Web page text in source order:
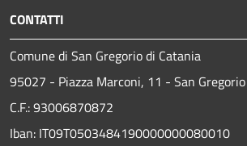
CONTATTI
Comune di San Gregorio di Catania
95027 - Piazza Marconi, 11 - San Gregorio
C.F.: 93006870872
Iban: IT09T0503484190000000080010